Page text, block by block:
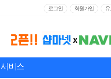
로그인 회원가입
비스